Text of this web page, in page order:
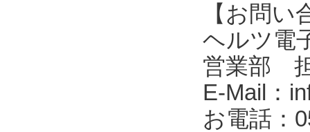
【お問い
ヘルツ電
営業部
E-Mail：
お電話：